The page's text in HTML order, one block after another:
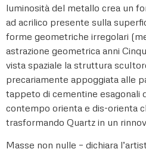
luminosità del metallo crea un
ad acrilico presente sulla
forme geometriche irregolari
astrazione geometrica anni
vista spaziale la struttura
precariamente appoggiata alle
tappeto di cementine esagonali
contempo orienta e dis-orienta
trasformando Quartz in un
Masse non nulle – dichiara